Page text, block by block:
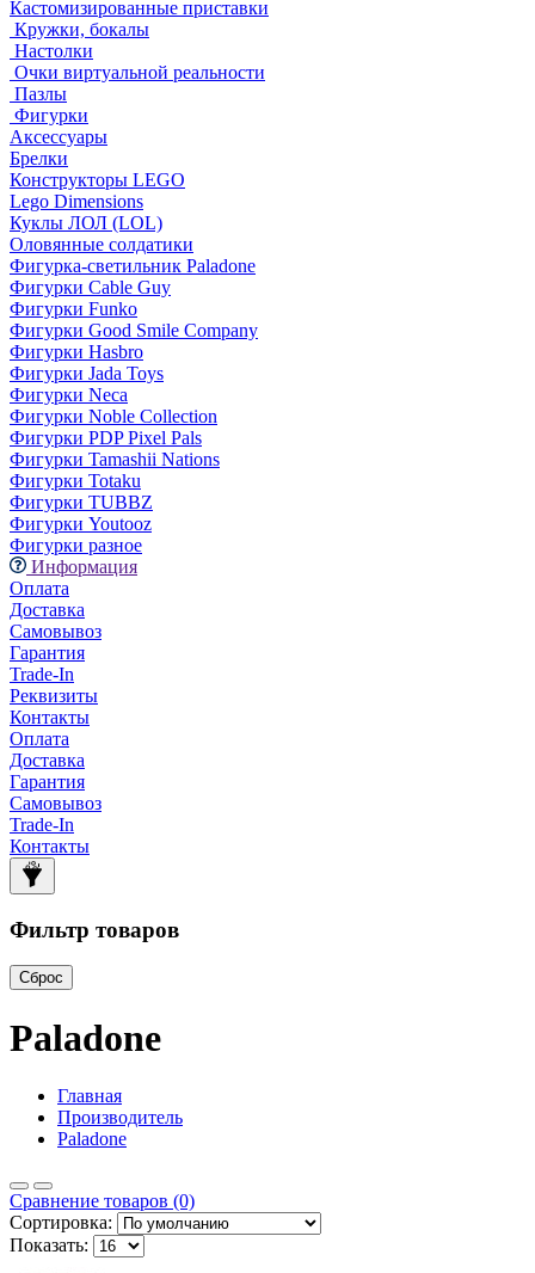
Кастомизированные приставки
Кружки, бокалы
Настолки
Очки виртуальной реальности
Пазлы
Фигурки
Аксессуары
Брелки
Конструкторы LEGO
Lego Dimensions
Куклы ЛОЛ (LOL)
Оловянные солдатики
Фигурка-светильник Paladone
Фигурки Cable Guy
Фигурки Funko
Фигурки Good Smile Company
Фигурки Hasbro
Фигурки Jada Toys
Фигурки Neca
Фигурки Noble Collection
Фигурки PDP Pixel Pals
Фигурки Tamashii Nations
Фигурки Totaku
Фигурки TUBBZ
Фигурки Youtooz
Фигурки разное
Информация
Оплата
Доставка
Самовывоз
Гарантия
Trade-In
Реквизиты
Контакты
Оплата
Доставка
Гарантия
Самовывоз
Trade-In
Контакты
Фильтр товаров
Сброс
Paladone
Главная
Производитель
Paladone
Сравнение товаров (0)
Сортировка:
Показать: